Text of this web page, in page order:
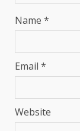
Name *
Email *
Website